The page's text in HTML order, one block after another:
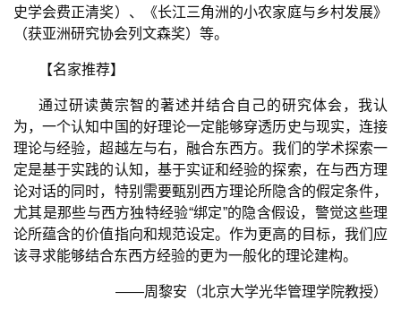
史学会费正清奖）、《长江三角洲的小农家庭与乡村发展》
（获亚洲研究协会列文森奖）等。
【名家推荐】
通过研读黄宗智的著述并结合自己的研究体会，我认
为，一个认知中国的好理论一定能够穿透历史与现实，连接
理论与经验，超越左与右，融合东西方。我们的学术探索一
定是基于实践的认知，基于实证和经验的探索，在与西方理
论对话的同时，特别需要甄别西方理论所隐含的假定条件，
尤其是那些与西方独特经验“绑定”的隐含假设，警觉这些理
论所蕴含的价值指向和规范设定。作为更高的目标，我们应
该寻求能够结合东西方经验的更为一般化的理论建构。
——周黎安（北京大学光华管理学院教授）